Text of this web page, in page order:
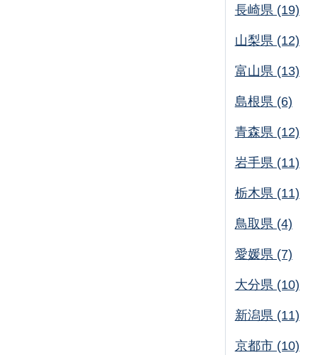
長崎県 (19)
山梨県 (12)
富山県 (13)
島根県 (6)
青森県 (12)
岩手県 (11)
栃木県 (11)
鳥取県 (4)
愛媛県 (7)
大分県 (10)
新潟県 (11)
京都市 (10)